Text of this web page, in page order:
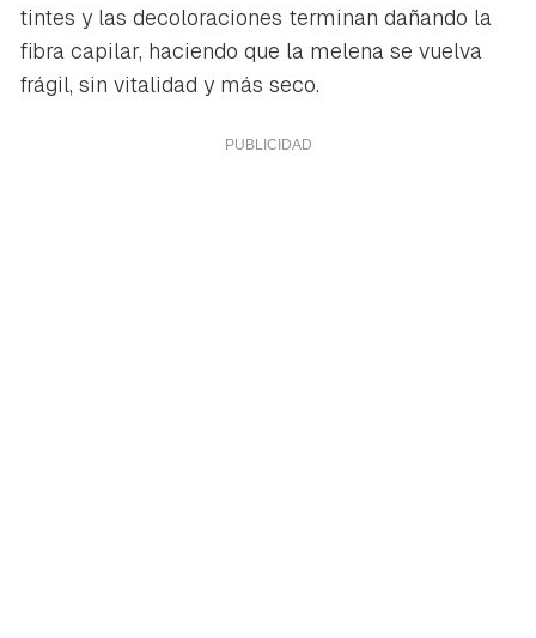
tintes y las decoloraciones terminan dañando la
fibra capilar, haciendo que la melena se vuelva
frágil, sin vitalidad y más seco.